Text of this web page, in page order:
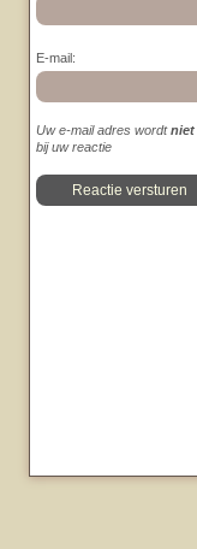
E-mail:
Uw e-mail adres wordtniet
bij uw reactie